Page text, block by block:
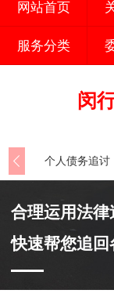
网站首页
服务分类
闵
个人债务追讨
合理运用法
快速帮您追